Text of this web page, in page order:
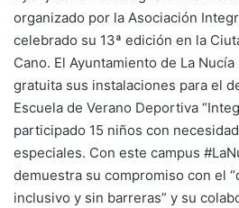
n
k
o
o
k
p
p
m
organizado por la Asociación
celebrado su 13ª edición en la
Cano. El Ayuntamiento de La
gratuita sus instalaciones para el
Escuela de Verano Deportiva
participado 15 niños con
especiales. Con este campus
demuestra su compromiso con el
inclusivo y sin barreras” y su